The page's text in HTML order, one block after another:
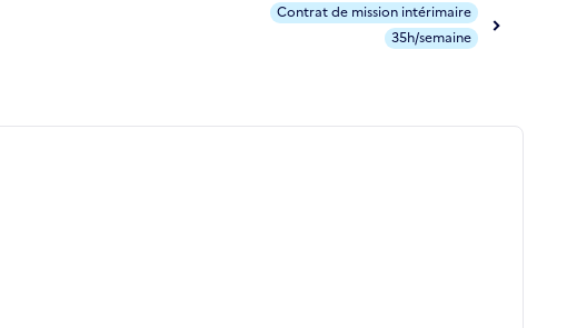
Contrat de mission intérimaire
35h/semaine